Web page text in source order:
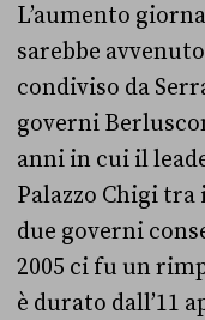
L’aumento
sarebbe
condiviso da
governi
anni in cui il
Palazzo Chigi tra
due governi
2005 ci fu un
è durato dall’11